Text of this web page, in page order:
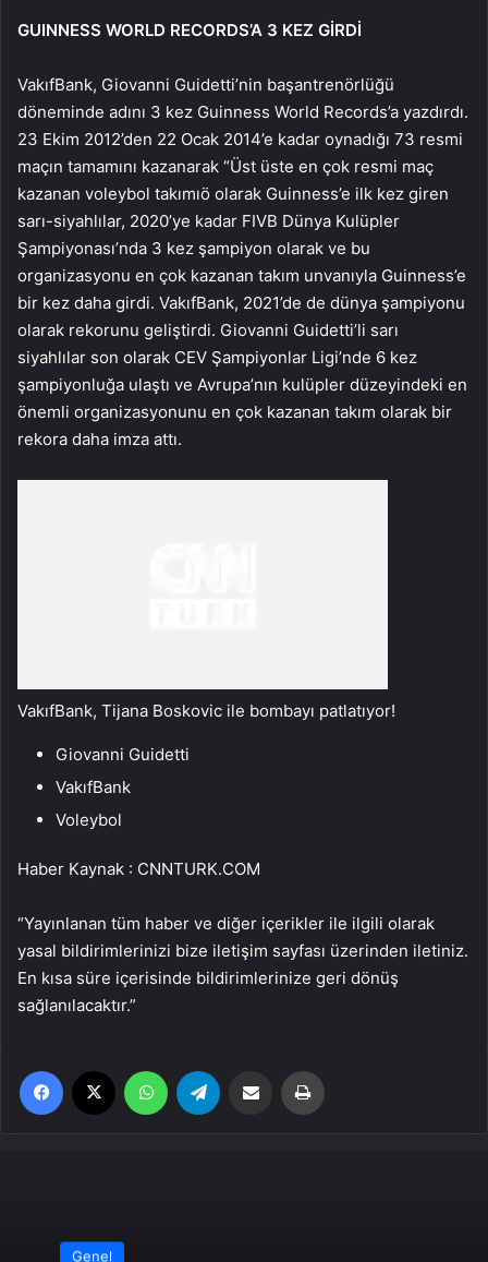
GUINNESS WORLD RECORDS’A 3 KEZ GİRDİ
VakıfBank, Giovanni Guidetti’nin başantrenörlüğü
döneminde adını 3 kez Guinness World Records’a yazdırdı.
23 Ekim 2012’den 22 Ocak 2014’e kadar oynadığı 73 resmi
maçın tamamını kazanarak “Üst üste en çok resmi maç
kazanan voleybol takımıö olarak Guinness’e ilk kez giren
sarı-siyahlılar, 2020’ye kadar FIVB Dünya Kulüpler
Şampiyonası’nda 3 kez şampiyon olarak ve bu
organizasyonu en çok kazanan takım unvanıyla Guinness’e
bir kez daha girdi. VakıfBank, 2021’de de dünya şampiyonu
olarak rekorunu geliştirdi. Giovanni Guidetti’li sarı
siyahlılar son olarak CEV Şampiyonlar Ligi’nde 6 kez
şampiyonluğa ulaştı ve Avrupa’nın kulüpler düzeyindeki en
önemli organizasyonunu en çok kazanan takım olarak bir
rekora daha imza attı.
VakıfBank, Tijana Boskovic ile bombayı patlatıyor!
Giovanni Guidetti
VakıfBank
Voleybol
Haber Kaynak : CNNTURK.COM
“Yayınlanan tüm haber ve diğer içerikler ile ilgili olarak
yasal bildirimlerinizi bize iletişim sayfası üzerinden iletiniz.
En kısa süre içerisinde bildirimlerinize geri dönüş
sağlanılacaktır.”
Facebook WhatsApp Email'den paylaş
Genel